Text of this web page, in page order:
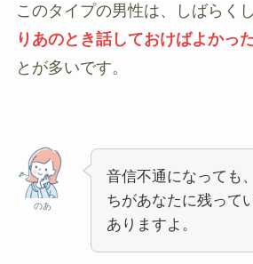
このタイプの男性は、しばらく
りあのとき話しておけばよかっ
とが多いです。
のあ
音信不通になっても
ちがあなたに残って
ありますよ。